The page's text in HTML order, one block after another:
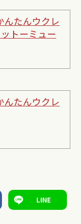
んたんウクレ
トーミュー
んたんウクレ
LINE